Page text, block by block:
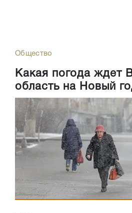
Общество
Какая погода ждет
область на Новый